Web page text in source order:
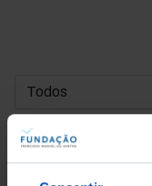
DATA DE INÍCIO